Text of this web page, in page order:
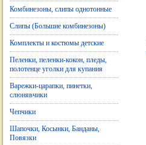
Комбинезоны, слипы однотонные
Слипы (Большие комбинезоны)
Комплекты и костюмы детские
Пеленки, пеленки-кокон, пледы,
полотенце уголки для купания
Варежки-царапки, пинетки,
слюнявчики
Чепчики
Шапочки, Косынки, Банданы,
Повязки